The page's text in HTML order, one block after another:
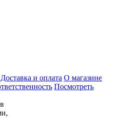
Доставка и оплата О магазине
Посмотреть